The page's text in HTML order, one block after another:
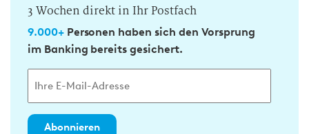
3 Wochen direkt in Ihr Postfach
9.000+Personen haben sich den Vorsprung
im Banking bereits gesichert.
Abonnieren